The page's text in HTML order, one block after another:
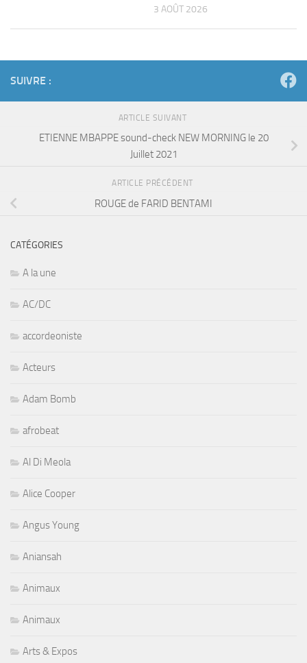
3 AOÛT 2026
SUIVRE :
ARTICLE SUIVANT
ETIENNE MBAPPE sound-check NEW MORNING le 20
Juillet 2021
ARTICLE PRÉCÉDENT
ROUGE de FARID BENTAMI
CATÉGORIES
A la une
AC/DC
accordeoniste
Acteurs
Adam Bomb
afrobeat
Al Di Meola
Alice Cooper
Angus Young
Aniansah
Animaux
Animaux
Arts & Expos